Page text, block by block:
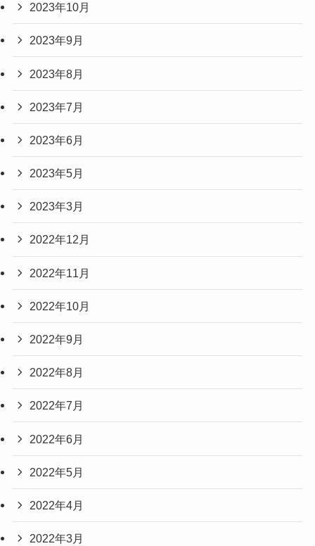
2023年10月
2023年9月
2023年8月
2023年7月
2023年6月
2023年5月
2023年3月
2022年12月
2022年11月
2022年10月
2022年9月
2022年8月
2022年7月
2022年6月
2022年5月
2022年4月
2022年3月